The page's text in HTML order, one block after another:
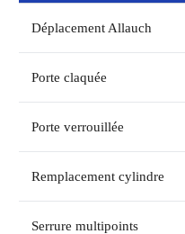
Déplacement Allauch
Porte claquée
Porte verrouillée
Remplacement cylindre
Serrure multipoints